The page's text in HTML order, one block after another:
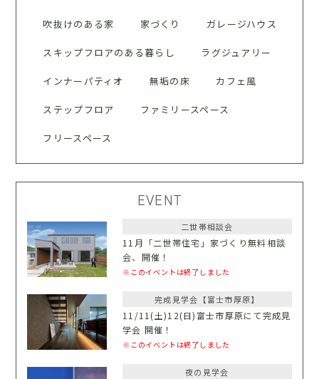
吹抜けのある家 家づくり ガレージハウス
スキップフロアのある暮らし ラグジュアリー
インナーパティオ 無垢の床 カフェ風
ステップフロア ファミリースペース
フリースペース
EVENT
二世帯相談会
11月「二世帯住宅」家づくり無料相談
会、開催！
※このイベントは終了しました
完成見学会【富士市厚原】
11/11(土)12(日)富士市厚原にて完成見
学会 開催！
※このイベントは終了しました
夜の見学会